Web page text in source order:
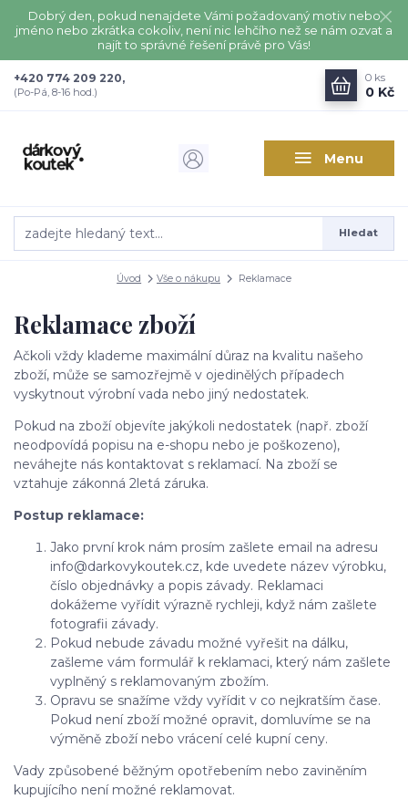
Dobrý den, pokud nenajdete Vámi požadovaný motiv nebo
jméno nebo zkrátka cokoliv, není nic lehčího než se nám ozvat a
najít to správné řešení právě pro Vás!
Menu
Hledat
+420 774 209 220,
(Po-Pá, 8-16 hod.)
0 ks
0 Kč
Úvod Vše o nákupu Reklamace
Reklamace zboží
Ačkoli vždy klademe maximální důraz na kvalitu našeho
zboží, může se samozřejmě v ojedinělých případech
vyskytnout výrobní vada nebo jiný nedostatek.
Pokud na zboží objevíte jakýkoli nedostatek (např. zboží
neodpovídá popisu na e-shopu nebo je poškozeno),
neváhejte nás kontaktovat s reklamací. Na zboží se
vztahuje zákonná 2letá záruka.
Postup reklamace:
Jako první krok nám prosím zašlete email na adresu
info@darkovykoutek.cz, kde uvedete název výrobku,
číslo objednávky a popis závady. Reklamaci
dokážeme vyřídit výrazně rychleji, když nám zašlete
fotografii závady.
Pokud nebude závadu možné vyřešit na dálku,
zašleme vám formulář k reklamaci, který nám zašlete
vyplněný s reklamovaným zbožím.
Opravu se snažíme vždy vyřídit v co nejkratším čase.
Pokud není zboží možné opravit, domluvíme se na
výměně zboží nebo vrácení celé kupní ceny.
Vady způsobené běžným opotřebením nebo zaviněním
kupujícího není možné reklamovat.